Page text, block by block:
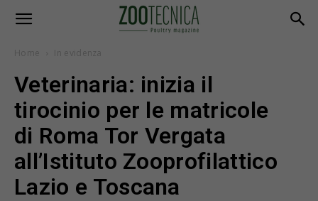
Home In evidenza
Veterinaria: inizia il
tirocinio per le matricole
di Roma Tor Vergata
all’Istituto Zooprofilattico
Lazio e Toscana